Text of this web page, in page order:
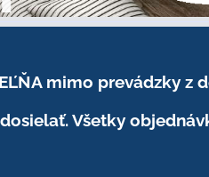
mimo prevádzky z
Všetky